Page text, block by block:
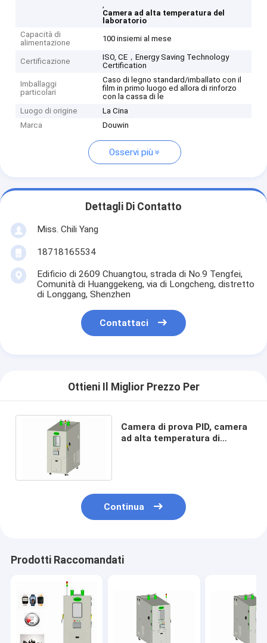
,
Camera ad alta temperatura del
laboratorio
Capacità di
alimentazione
100 insiemi al mese
Certificazione
ISO, CE，Energy Saving Technology
Certification
Imballaggi
particolari
Caso di legno standard/imballato con il
film in primo luogo ed allora di rinforzo
con la cassa di le
Luogo di origine
La Cina
Marca
Douwin
Osservi più
Dettagli Di Contatto
Miss. Chili Yang
18718165534
Edificio di 2609 Chuangtou, strada di No.9 Tengfei,
Comunità di Huanggekeng, via di Longcheng, distretto
di Longgang, Shenzhen
Contattaci
Ottieni Il Miglior Prezzo Per
Camera di prova PID, camera
ad alta temperatura di
Continua
Prodotti Raccomandati